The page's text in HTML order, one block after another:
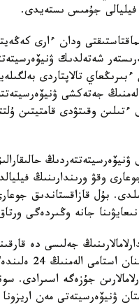
جۇمىس ىستەيدى.
ودان ءارى
شەتەلدىك
ءبىرىڭعاي تالاپتاردى
جەتەكشى
وقىتۋدى قامتيتىن
ۋنيۆەرسيتەتتەردىڭ
وقۋ ورىندارىنىڭ
بۇل قازاقستاندىق
نىعايۋىنا جانە وڭىردەگى
جەلىسى دە
جۇزەگە
ۋنيۆەرسيتەتى مەن